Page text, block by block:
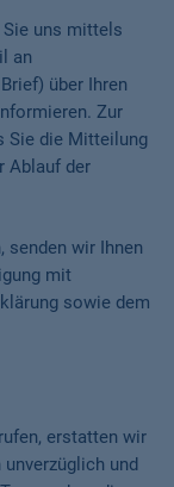
Sie uns mittels
an
über Ihren
Zur
Sie die Mitteilung
Ablauf der
senden wir Ihnen
mit
sowie dem
erstatten wir
und